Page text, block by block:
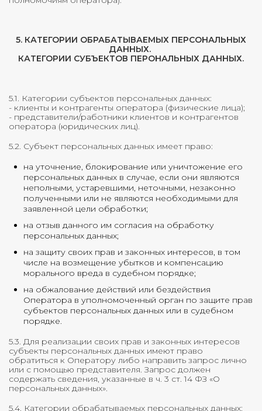
5. КАТЕГОРИИ ОБРАБАТЫВАЕМЫХ ПЕРСОНАЛЬНЫХ
ДАННЫХ.
КАТЕГОРИИ СУБЪЕКТОВ ПЕРОНАЛЬНЫХ ДАННЫХ.
5.1. Категории субъектов персональных данных:
- клиенты и контрагенты оператора (физические лица);
- представители/работники клиентов и контрагентов
оператора (юридических лиц).
5.2. Субъект персональных данных имеет право:
на уточнение, блокирование или уничтожение его
персональных данных в случае, если они являются
неполными, устаревшими, неточными, незаконно
полученными или не являются необходимыми для
заявленной цели обработки;
на отзыв данного им согласия на обработку
персональных данных;
на защиту своих прав и законных интересов, в том
числе на возмещение убытков и компенсацию
морального вреда в судебном порядке;
на обжалование действий или бездействия
Оператора в уполномоченный орган по защите прав
субъектов персональных данных или в судебном
порядке.
5.3. Для реализации своих прав и законных интересов
субъекты персональных данных имеют право
обратиться к Оператору либо направить запрос лично
или с помощью представителя. Запрос должен
содержать сведения, указанные в ч. 3 ст. 14 ФЗ «О
персональных данных».
5.4. Категории обрабатываемых персональных данных: